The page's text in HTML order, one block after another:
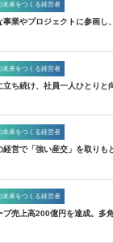
未来をつくる経営者
事業やプロジェクトに参画し
未来をつくる経営者
立ち続け、社員一人ひとりと
未来をつくる経営者
経営で「強い産交」を取りも
未来をつくる経営者
プ売上高200億円を達成。多